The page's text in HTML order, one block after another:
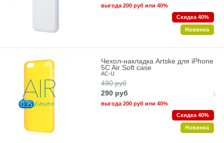
выгода 200 рубили 40%
Скидка 40%
Новинка
Чехол-накладка Artske для iPhone
5C Air Soft case
AC-U
490 руб
290 руб
выгода 200 рубили 40%
Скидка 40%
Новинка